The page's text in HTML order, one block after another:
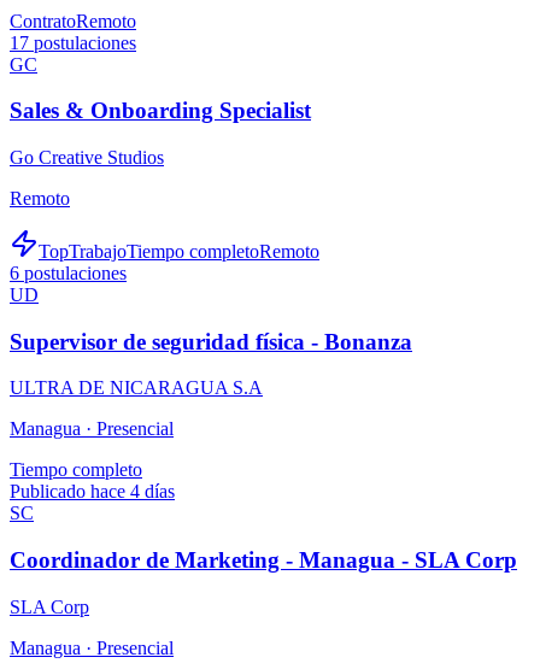
ContratoRemoto
17 postulaciones
GC
Sales & Onboarding Specialist
Go Creative Studios
Remoto
TopTrabajoTiempo completoRemoto
6 postulaciones
UD
Supervisor de seguridad física - Bonanza
ULTRA DE NICARAGUA S.A
Managua · Presencial
Tiempo completo
Publicado hace 4 días
SC
Coordinador de Marketing - Managua - SLA Corp
SLA Corp
Managua · Presencial